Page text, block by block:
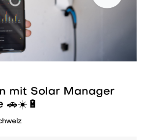
mit Solar Manager
🚗☀️🔋